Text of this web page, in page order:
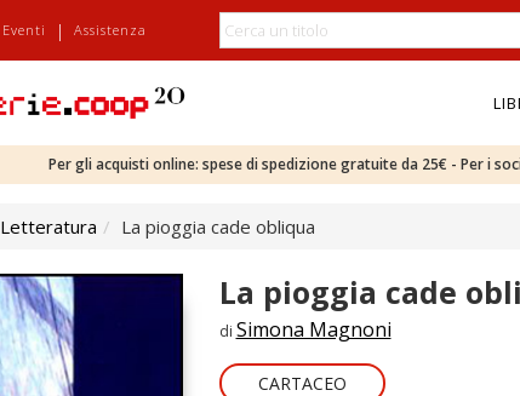
Eventi | Assistenza
Per gli acquisti online: spese di spedizione gratuite da 25€ - Per i
Letteratura La pioggia cade obliqua
La pioggia cade
di Simona Magnoni
CARTACEO